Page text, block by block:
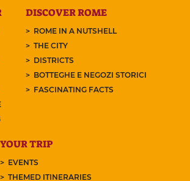
DISCOVER ROME
ROME IN A NUTSHELL
THE CITY
DISTRICTS
BOTTEGHE E NEGOZI STORICI
FASCINATING FACTS
YOUR TRIP
EVENTS
THEMED ITINERARIES